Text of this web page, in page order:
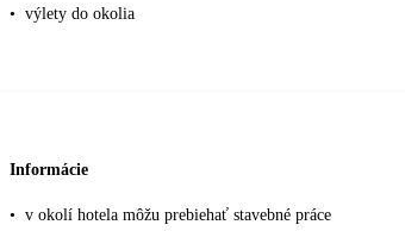
• výlety do okolia
Informácie
• v okolí hotela môžu prebiehať stavebné práce